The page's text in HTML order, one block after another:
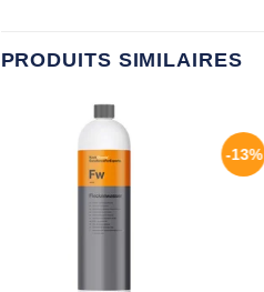
PRODUITS SIMILAIRES
-13%